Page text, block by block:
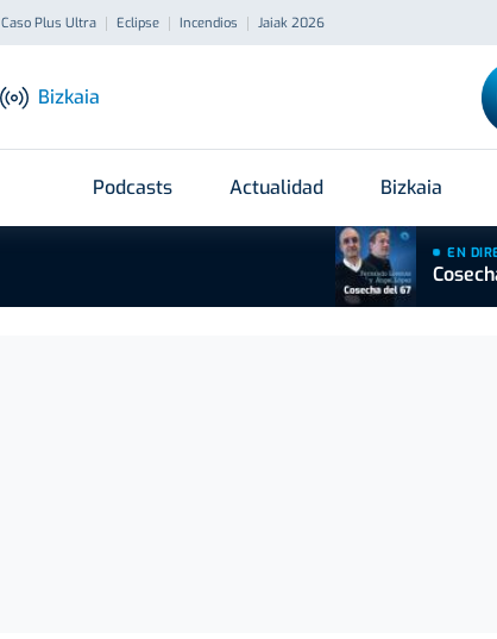
Caso Plus Ultra Eclipse Incendios Jaiak 2026
Bizkaia
Podcasts Actualidad Bizkaia
EN